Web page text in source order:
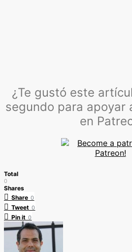
¿Te gustó este
segundo para apoyar
en
Total
0
Shares
Share 0
Tweet 0
Pin it 0